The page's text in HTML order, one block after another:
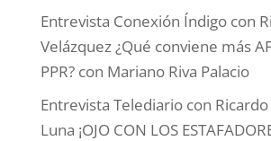
Entrevista Conexión Índigo con
Velázquez ¿Qué conviene más
PPR? con Mariano Riva Palacio
Entrevista Telediario con
Luna ¡OJO CON LOS